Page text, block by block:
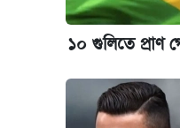
১০ গুলিতে প্রাণ